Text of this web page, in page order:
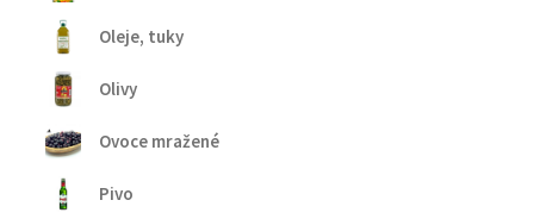
Oleje, tuky
Olivy
Ovoce mražené
Pivo